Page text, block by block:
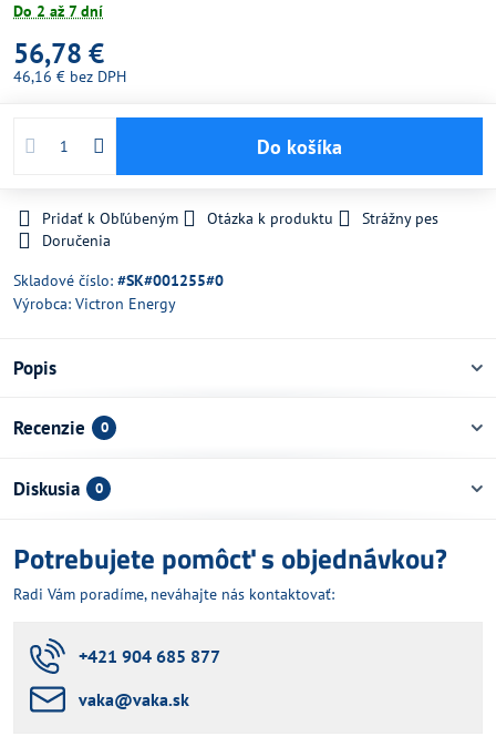
Do 2 až 7 dní
56,78 €
46,16 € bez DPH
Do košíka
Pridať k Obľúbeným Otázka k produktu
Strážny pes
Doručenia
Skladové číslo: #SK#001255#0
Výrobca: Victron Energy
Popis
Recenzie 0
Diskusia 0
Potrebujete pomôcť s objednávkou?
Radi Vám poradíme, neváhajte nás kontaktovať:
+421 904 685 877
vaka​@vaka​.sk